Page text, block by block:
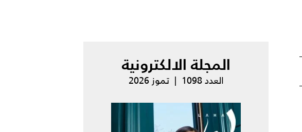
المجلة الالكترونية
العدد 1098 | تموز 2026